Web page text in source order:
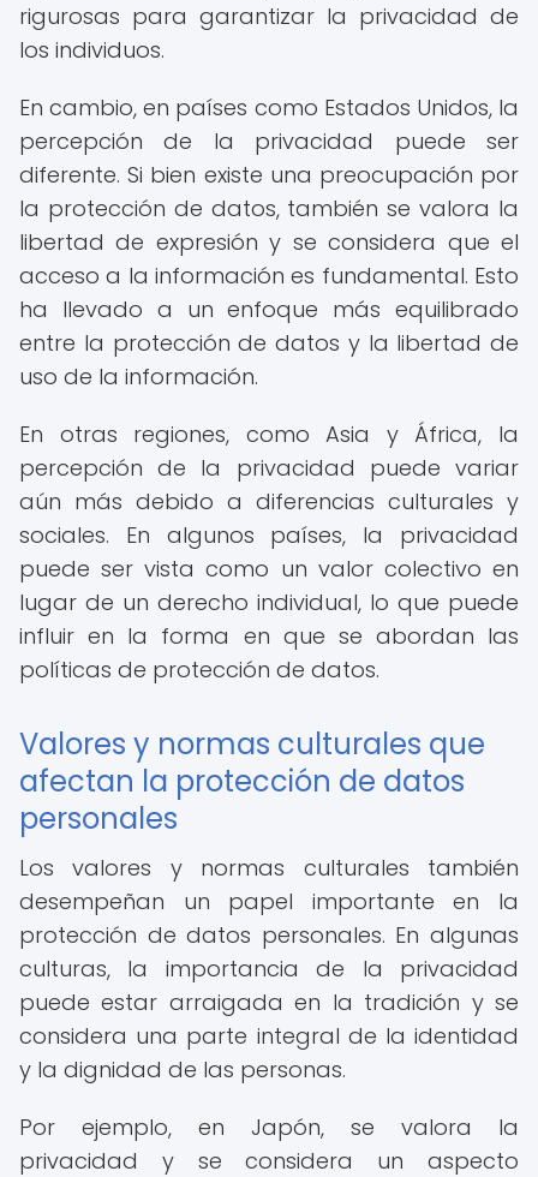
rigurosas para garantizar la privacidad de
los individuos.
En cambio, en países como Estados Unidos, la
percepción de la privacidad puede ser
diferente. Si bien existe una preocupación por
la protección de datos, también se valora la
libertad de expresión y se considera que el
acceso a la información es fundamental. Esto
ha llevado a un enfoque más equilibrado
entre la protección de datos y la libertad de
uso de la información.
En otras regiones, como Asia y África, la
percepción de la privacidad puede variar
aún más debido a diferencias culturales y
sociales. En algunos países, la privacidad
puede ser vista como un valor colectivo en
lugar de un derecho individual, lo que puede
influir en la forma en que se abordan las
políticas de protección de datos.
Valores y normas culturales que
afectan la protección de datos
personales
Los valores y normas culturales también
desempeñan un papel importante en la
protección de datos personales. En algunas
culturas, la importancia de la privacidad
puede estar arraigada en la tradición y se
considera una parte integral de la identidad
y la dignidad de las personas.
Por ejemplo, en Japón, se valora la
privacidad y se considera un aspecto